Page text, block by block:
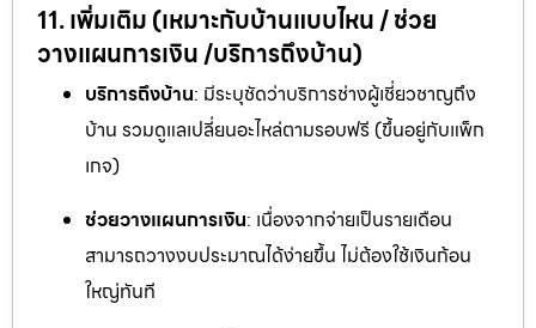
11. เพิ่มเติม (เหมาะกับบ้านแบบไหน / ช่วย
วางแผนการเงิน /บริการถึงบ้าน)
บริการถึงบ้าน: มีระบุชัดว่าบริการช่างผู้เชี่ยวชาญถึง
บ้าน รวมดูแลเปลี่ยนอะไหล่ตามรอบฟรี (ขึ้นอยู่กับแพ็ก
เกจ)
ช่วยวางแผนการเงิน: เนื่องจากจ่ายเป็นรายเดือน
สามารถวางงบประมาณได้ง่ายขึ้น ไม่ต้องใช้เงินก้อน
ใหญ่ทันที